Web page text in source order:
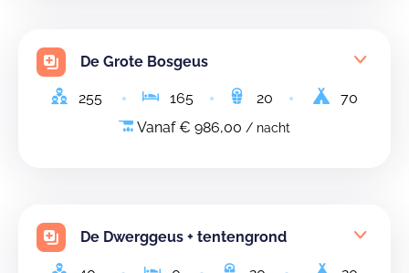
De Grote Bosgeus
255 165 20
70
Vanaf € 986,00 / nacht
De Dwerggeus + tentengrond